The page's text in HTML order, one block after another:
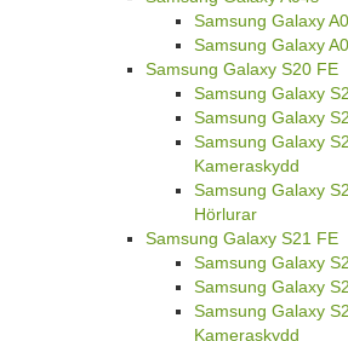
Samsung Galaxy
Samsung Galaxy
Samsung Galaxy S20 FE
Samsung Galaxy
Samsung Galaxy
Samsung Galaxy
Kameraskydd
Samsung Galaxy
Hörlurar
Samsung Galaxy S21 FE
Samsung Galaxy
Samsung Galaxy
Samsung Galaxy
Kameraskydd